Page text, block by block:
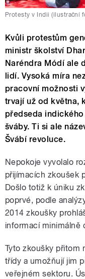
Protesty v Indii (ilustrační
Kvůli protestům
ministr školství
Naréndra Módí ale
lidí. Vysoká míra
pracovní možnosti
trvají už od května,
předseda
šváby. Ti si ale
Švábí revoluce.
Nepokoje vyvolalo
přijímacích zkoušek
Došlo totiž k úniku
poprvé, podle
2014 zkoušky
informací minimálně
Tyto zkoušky přitom
třídy a umožňují jim
veřejném sektoru.